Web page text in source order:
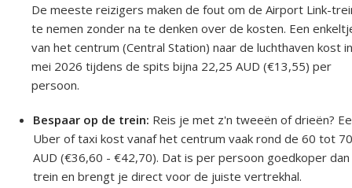
De meeste reizigers maken de fout om de Airport Link-
te nemen zonder na te denken over de kosten. Een
van het centrum (Central Station) naar de luchthaven kost in
mei 2026 tijdens de spits bijna 22,25 AUD (€13,55) per
persoon.
Bespaar op de trein: Reis je met z'n tweeën of drieën?
Uber of taxi kost vanaf het centrum vaak rond de 60 tot
AUD (€36,60 - €42,70). Dat is per persoon goedkoper
trein en brengt je direct voor de juiste vertrekhal.